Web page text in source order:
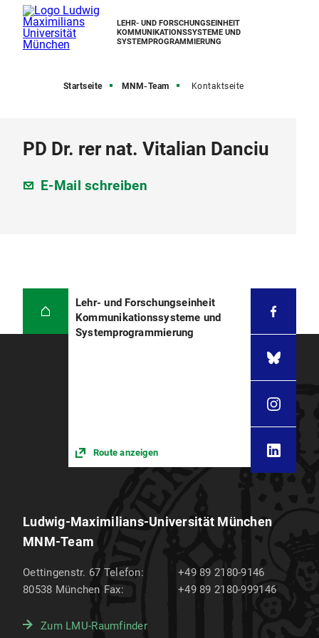
LEHR- UND FORSCHUNGSEINHEIT
KOMMUNIKATIONSSYSTEME UND
SYSTEMPROGRAMMIERUNG
Startseite MNM-Team Kontaktseite
PD Dr. rer nat. Vitalian Danciu
E-Mail schreiben
Lehr- und Forschungseinheit
Kommunikationssysteme und
Systemprogrammierung
Route anzeigen
Ludwig-Maximilians-Universität München
MNM-Team
Oettingenstr. 67
80538 München
Telefon:
+49 89 2180-9146
Fax:
+49 89 2180-999146
Zum LMU-Raumfinder